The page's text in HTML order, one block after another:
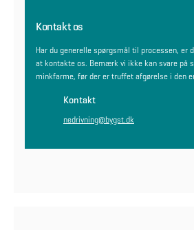
Kontakt os
Har du generelle spørgsmål til processen, er
at kontakte os. Bemærk vi ikke kan svare på
minkfarme, før der er truffet afgørelse i den
Kontakt
nedrivning@bygst.dk